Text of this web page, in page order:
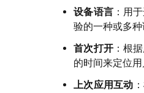
设备语言 ：用
验的一种或多
首次打开 ：根
的时间来定位用
上次应用互动